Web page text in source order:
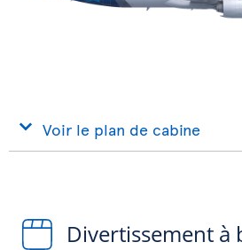
Voir le plan de cabine
Divertissement à